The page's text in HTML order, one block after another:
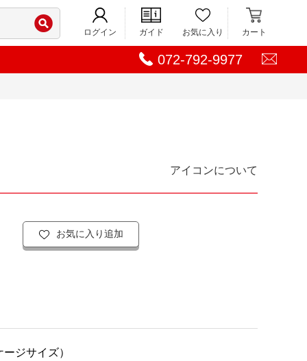
ログイン ガイド お気に入り カート
072-792-9977
アイコンについて
お気に入り追加
ジサイズ）